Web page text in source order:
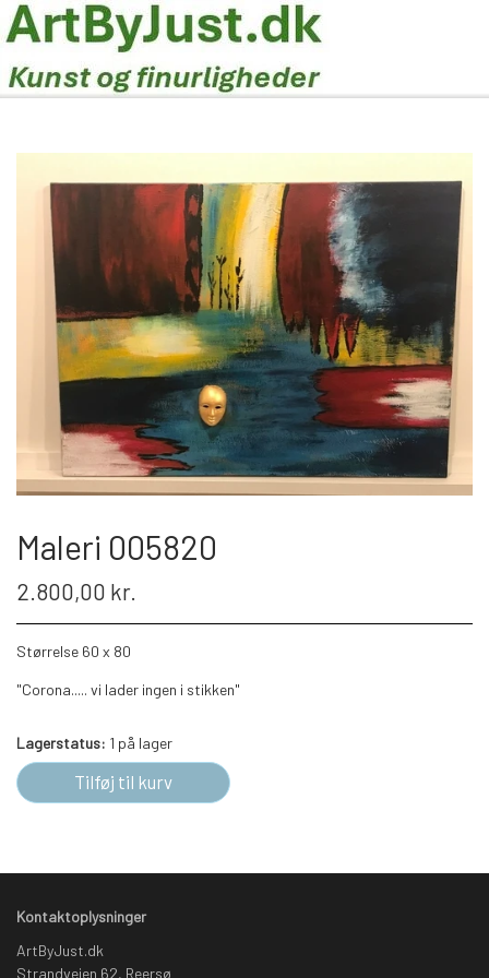
Maleri 005820
2.800,00 kr.
Størrelse 60 x 80
"Corona..... vi lader ingen i stikken"
Lagerstatus: 1 på lager
Tilføj til kurv
Kontaktoplysninger
ArtByJust.dk
Strandvejen 62, Reersø